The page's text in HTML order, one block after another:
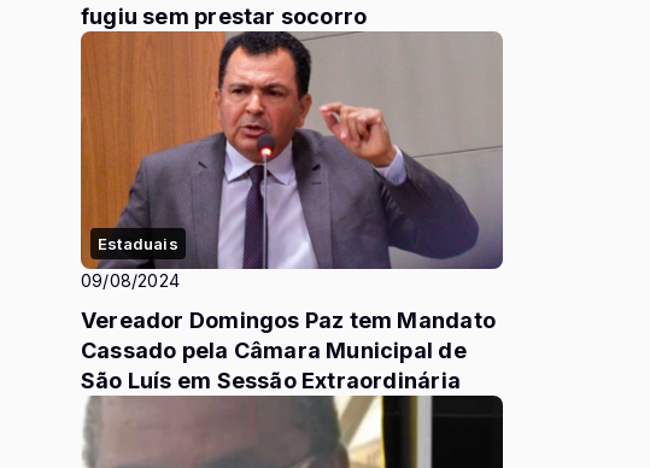
fugiu sem prestar socorro
Estaduais
09/08/2024
Vereador Domingos Paz tem Mandato
Cassado pela Câmara Municipal de
São Luís em Sessão Extraordinária